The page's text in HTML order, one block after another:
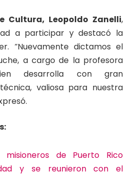
Cultura, Leopoldo Zanelli,
a participar y destacó la
“Nuevamente dictamos el
a cargo de la profesora
desarrolla con gran
valiosa para nuestra
misioneros de Puerto Rico
y se reunieron con el